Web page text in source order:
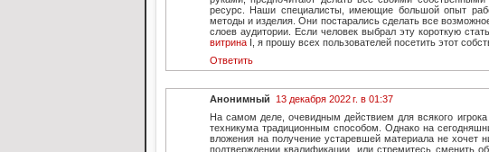
ресурс. Наши специалисты, имеющие большой опыт
методы и изделия. Они постарались сделать все
слоев аудитории. Если человек выбрал эту короткую
витрина I, я прошу всех пользователей посетить этот
Ответить
Анонимный
13 декабря 2022 г. в 01:37
На самом деле, очевидным действием для всякого
техникума традиционным способом. Однако на
вложения на получение устаревшей материала не хочет
подтверждении квалификации, или стремитесь сменить